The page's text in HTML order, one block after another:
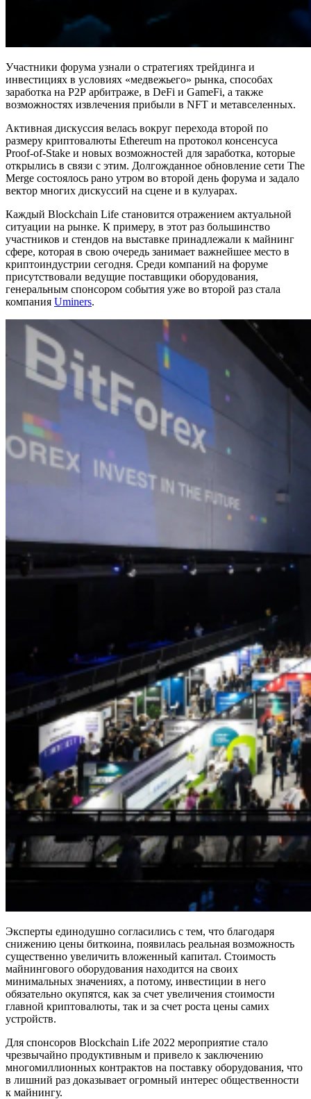
Участники форума узнали о стратегиях трейдинга и
инвестициях в условиях «медвежьего» рынка, способах
заработка на Р2Р арбитраже, в DeFi и GameFi, а также
возможностях извлечения прибыли в NFT и метавселенных.
Активная дискуссия велась вокруг перехода второй по
размеру криптовалюты Ethereum на протокол консенсуса
Proof-of-Stake и новых возможностей для заработка, которые
открылись в связи с этим. Долгожданное обновление сети The
Merge состоялось рано утром во второй день форума и задало
вектор многих дискуссий на сцене и в кулуарах.
Каждый Blockchain Life становится отражением актуальной
ситуации на рынке. К примеру, в этот раз большинство
участников и стендов на выставке принадлежали к майнинг
сфере, которая в свою очередь занимает важнейшее место в
криптоиндустрии сегодня. Среди компаний на форуме
присутствовали ведущие поставщики оборудования,
генеральным спонсором события уже во второй раз стала
компания Uminers.
Эксперты единодушно согласились с тем, что благодаря
снижению цены биткоина, появилась реальная возможность
существенно увеличить вложенный капитал. Стоимость
майнингового оборудования находится на своих
минимальных значениях, а потому, инвестиции в него
обязательно окупятся, как за счет увеличения стоимости
главной криптовалюты, так и за счет роста цены самих
устройств.
Для спонсоров Blockchain Life 2022 мероприятие стало
чрезвычайно продуктивным и привело к заключению
многомиллионных контрактов на поставку оборудования, что
в лишний раз доказывает огромный интерес общественности
к майнингу.